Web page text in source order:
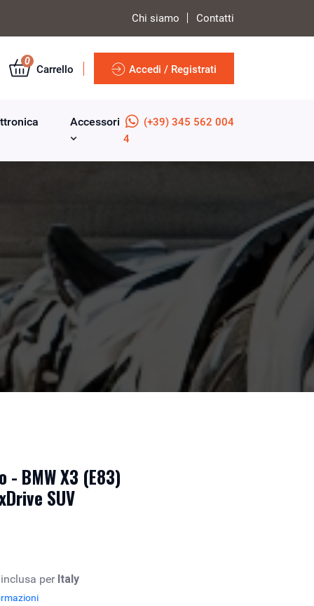
Chi siamo Contatti
0
Carrello Accedi / Registrati
Accessori
(+39) 345 562 004
4
BMW X3 (E83)
SUV
per Italy